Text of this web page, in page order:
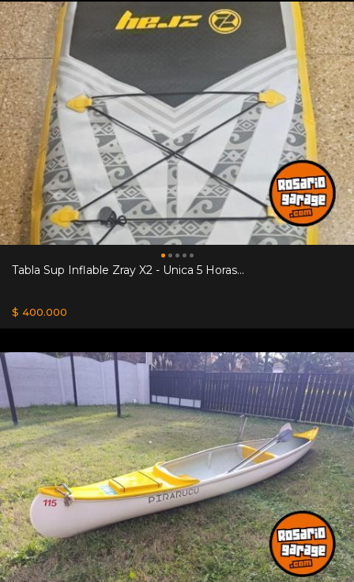
Tabla Sup Inflable Zray X2 - Unica 5 Horas...
$ 400.000